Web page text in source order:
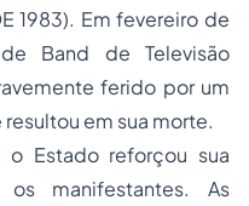
1983). Em fevereiro de
Band de Televisão
ferido por um
em sua morte.
Estado reforçou sua
manifestantes. As